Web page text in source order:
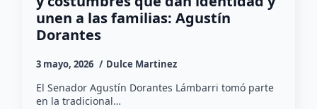
unen a las familias: Agustín
Dorantes
3 mayo, 2026 Dulce Martinez
El Senador Agustín Dorantes Lámbarri tomó parte
en la tradicional…